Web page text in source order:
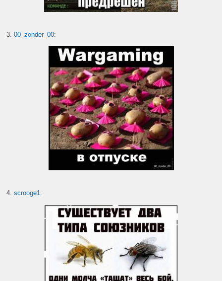
3.00_zonder_00:
4.scrooge1: